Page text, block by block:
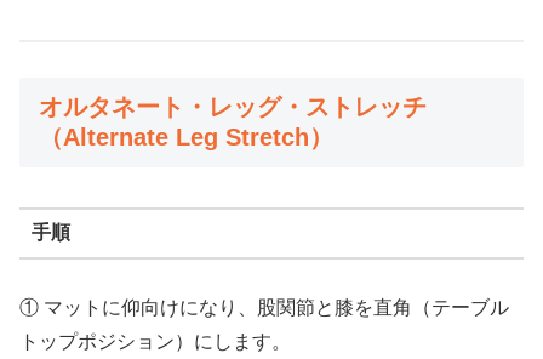
オルタネート・レッグ・ストレッチ
（Alternate Leg Stretch）
手順
① マットに仰向けになり、股関節と膝を直角（テーブル
トップポジション）にします。